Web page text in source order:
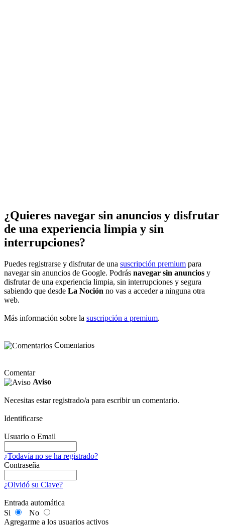
¿Quieres navegar sin anuncios y disfrutar
de una experiencia limpia y sin
interrupciones?
Puedes registrarse y disfrutar de una suscripción premium para
navegar sin anuncios de Google. Podrás navegar sin anuncios y
disfrutar de una experiencia limpia, sin interrupciones y segura
sabiendo que desde La Noción no vas a acceder a ninguna otra
web.
Más información sobre la suscripción a premium.
Comentarios
Comentar
Aviso
Necesitas estar registrado/a para escribir un comentario.
Identificarse
Usuario o Email
¿Todavía no se ha registrado?
Contraseña
¿Olvidó su Clave?
Entrada automática
Si
No
Agregarme a los usuarios activos